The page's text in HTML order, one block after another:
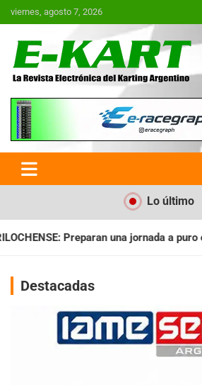
Saltar
al
viernes, agosto 7, 2026
E-Kart.com.ar | La
Electrónica del
Argentina
Lo último
a puro espectáculo AKPS:
Destacadas